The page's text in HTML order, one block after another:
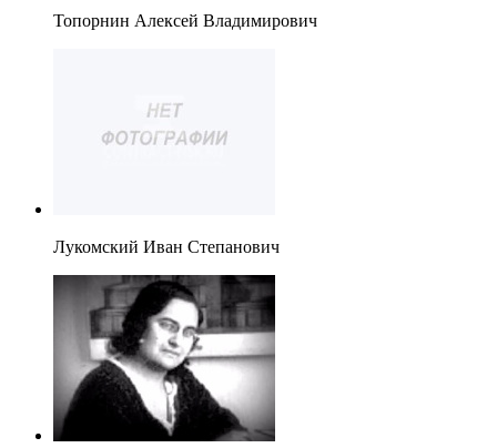
Топорнин Алексей Владимирович
Лукомский Иван Степанович